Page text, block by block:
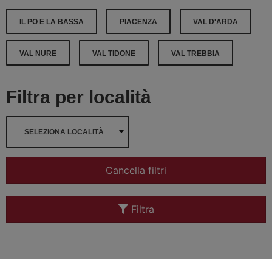
IL PO E LA BASSA PIACENZA VAL D'ARDA
VAL NURE VAL TIDONE VAL TREBBIA
Filtra per località
SELEZIONA LOCALITÀ
Cancella filtri
Filtra